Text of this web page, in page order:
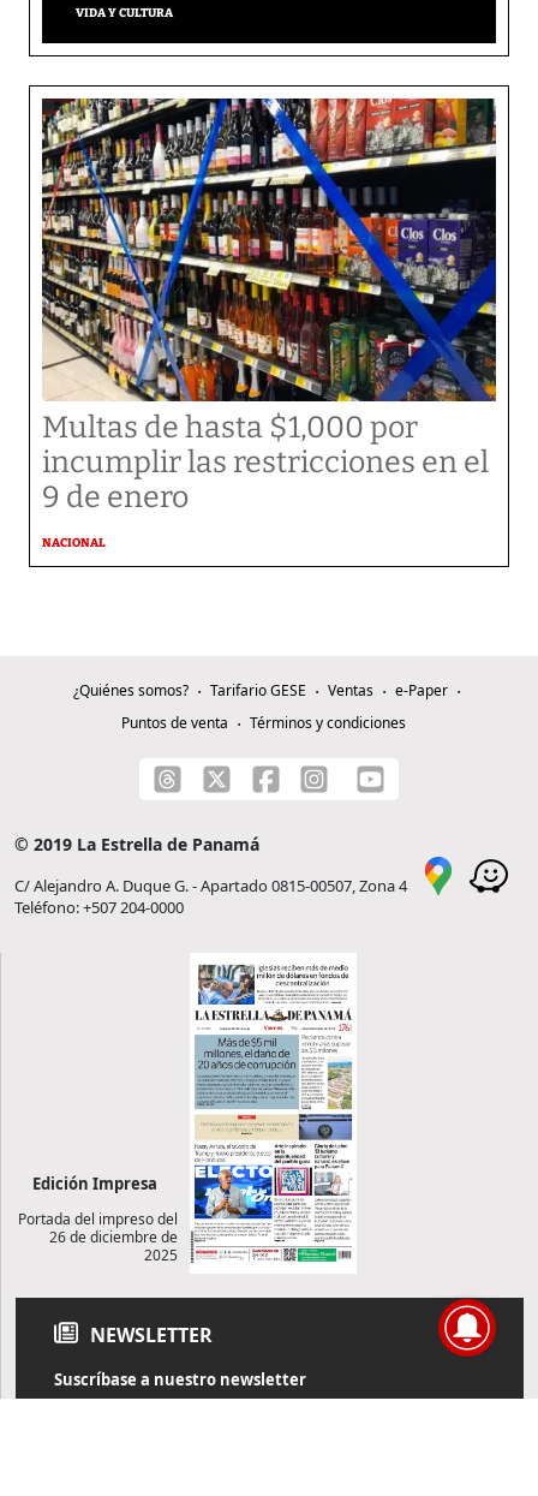
VIDA Y CULTURA
Multas de hasta $1,000 por
incumplir las restricciones en el
9 de enero
NACIONAL
¿Quiénes somos? Tarifario GESE Ventas
e-Paper
Puntos de venta
Términos y condiciones
© 2019 La Estrella de Panamá
C/ Alejandro A. Duque G. - Apartado 0815-00507, Zona 4
Teléfono: +507 204-0000
Edición Impresa
Portada del impreso del
26 de diciembre de
2025
NEWSLETTER
Suscríbase a nuestro newsletter
Reciba diariamente información de actualidad directamente en